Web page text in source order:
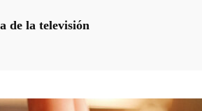
de la televisión